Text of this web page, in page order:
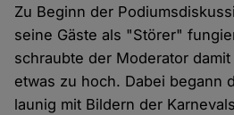
Zu Beginn der
seine Gäste als "Störer"
schraubte der Moderator
etwas zu hoch. Dabei begann
launig mit Bildern der